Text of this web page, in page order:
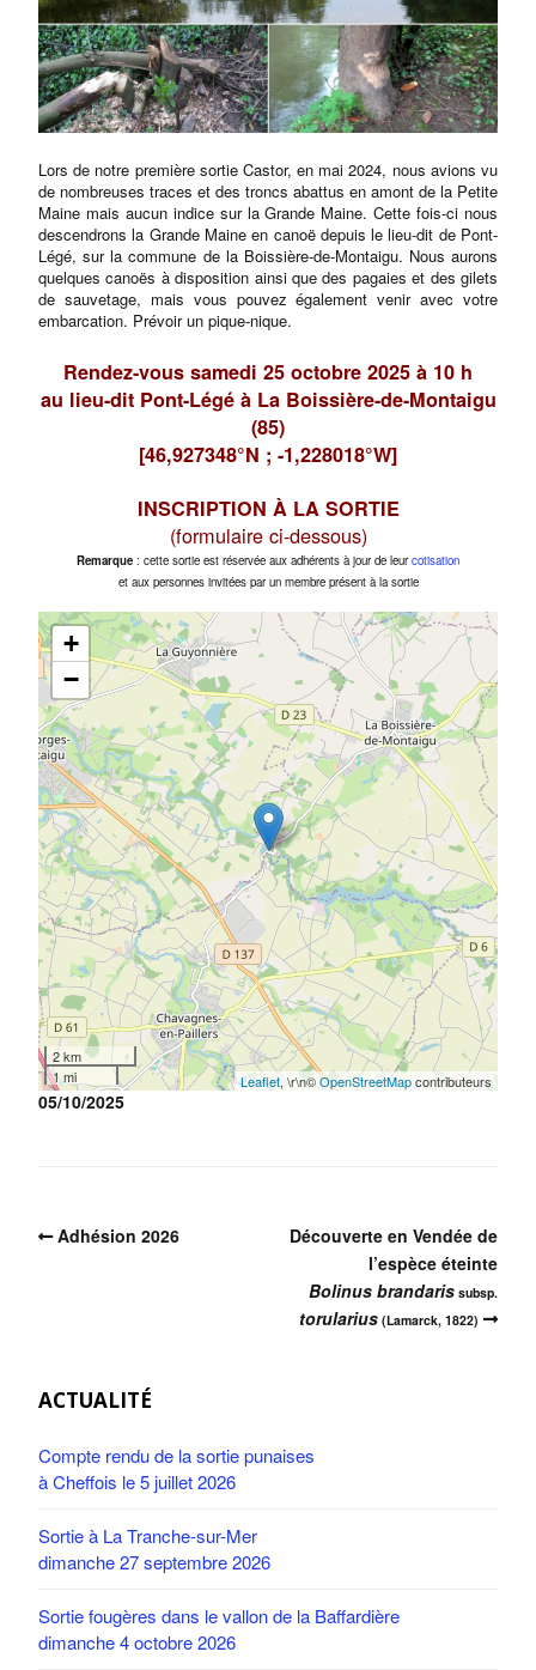
Lors de notre première sortie Castor, en mai 2024, nous avions vu
de nombreuses traces et des troncs abattus en amont de la Petite
Maine mais aucun indice sur la Grande Maine. Cette fois-ci nous
descendrons la Grande Maine en canoë depuis le lieu-dit de Pont-
Légé, sur la commune de la Boissière-de-Montaigu. Nous aurons
quelques canoës à disposition ainsi que des pagaies et des gilets
de sauvetage, mais vous pouvez également venir avec votre
embarcation. Prévoir un pique-nique.
Rendez-vous samedi 25 octobre 2025 à 10 h
au lieu-dit Pont-Légé à La Boissière-de-Montaigu
(85)
[46,927348°N ; -1,228018°W]
INSCRIPTION À LA SORTIE
(formulaire ci-dessous)
Remarque : cette sortie est réservée aux adhérents à jour de leurcotisation
et aux personnes invitées par un membre présent à la sortie
+
−
2 km
1 mi
Leaflet, \r\n©OpenStreetMapcontributeurs
05/10/2025
Adhésion 2026
Découverte en Vendée de
l’espèce éteinte
Bolinus brandaris subsp.
torularius (Lamarck, 1822)
ACTUALITÉ
Compte rendu de la sortie punaises
à Cheffois le 5 juillet 2026
Sortie à La Tranche-sur-Mer
dimanche 27 septembre 2026
Sortie fougères dans le vallon de la Baffardière
dimanche 4 octobre 2026